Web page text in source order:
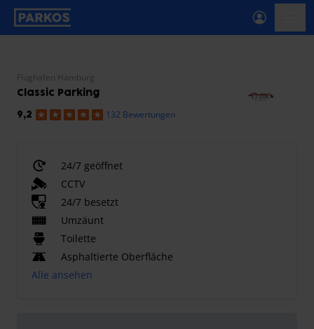
beschriftung-für-primäre-navigation
Flughafen Hamburg
Classic Parking
9,2 132 Bewertungen
24/7 geöffnet
CCTV
24/7 besetzt
Umzäunt
Toilette
Asphaltierte Oberfläche
Alle ansehen